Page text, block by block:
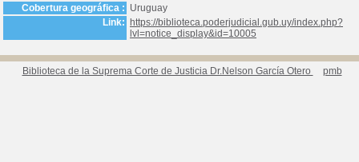
Cobertura geográfica : Uruguay
Link:
https://biblioteca.poderjudicial.gub.uy/index.php?
lvl=notice_display&id=10005
Biblioteca de la Suprema Corte de Justicia Dr.Nelson García Otero pmb